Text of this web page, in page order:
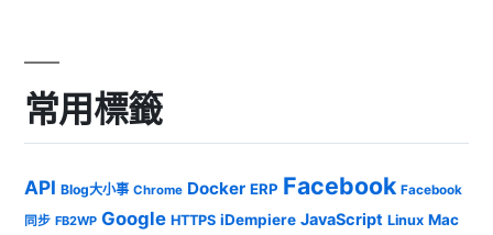
常用標籤
API Blog大小事 Chrome Docker ERP Facebook Facebook
同步 FB2WP Google HTTPS iDempiere JavaScript Linux Mac